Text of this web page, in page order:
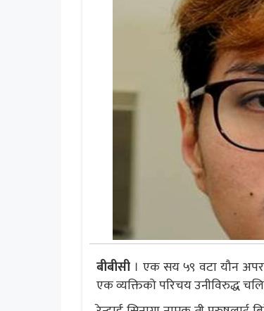
बीबीसी । एक सय ५९ वटा यौन
एक व्यक्तिको परिचय उनीविरुद्ध